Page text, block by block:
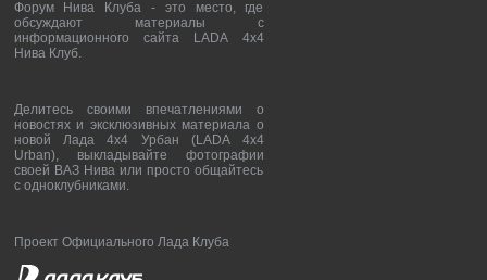
Форум Нива Клуба - это место, где
обсуждают материалы с
информационного сайта LADA 4x4
Нива Клуб.
Делитесь своими впечатлениями о
новостях и эксклюзивных материала о
новой Лада 4х4 Урбан (LADA 4x4
Urban), выкладывайте фотографии
своей ВАЗ Нива или просто общайтесь
с одноклубниками.
Проект Официального Лада Клуба